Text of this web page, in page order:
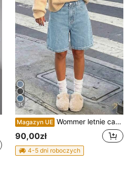
14
Magazyn UE Wommer letnie casualowe luźne szorty dżinsowe do kolan, odpowiednie na wakacje, plażę i festiwal muzyki country, w swobodnym stylu
90,00zł
4-5 dni roboczych